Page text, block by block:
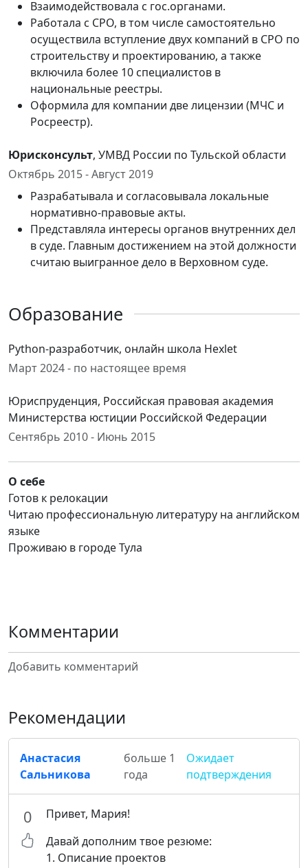
Взаимодействовала с гос.органами.
Работала с СРО, в том числе самостоятельно
осуществила вступление двух компаний в СРО по
строительству и проектированию, а также
включила более 10 специалистов в
национальные реестры.
Оформила для компании две лицензии (МЧС и
Росреестр).
Юрисконсульт, УМВД России по Тульской области
Октябрь 2015 - Август 2019
Разрабатывала и согласовывала локальные
нормативно-правовые акты.
Представляла интересы органов внутренних дел
в суде. Главным достижением на этой должности
считаю выигранное дело в Верховном суде.
Образование
Python-разработчик, онлайн школа Hexlet
Март 2024 - по настоящее время
Юриспруденция, Российская правовая академия
Министерства юстиции Российской Федерации
Сентябрь 2010 - Июнь 2015
О себе
Готов к релокации
Читаю профессиональную литературу на английском
языке
Проживаю в городе Тула
Комментарии
Добавить комментарий
Рекомендации
Анастасия
Сальникова
больше 1
года
Ожидает
подтверждения
0
Привет, Мария!
Давай дополним твое резюме:
1. Описание проектов